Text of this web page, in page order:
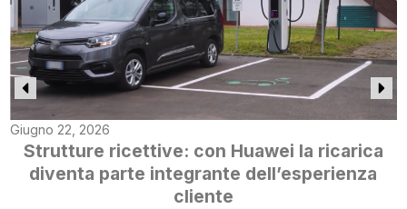
Giugno 22, 2026
Strutture ricettive: con Huawei la ricarica
diventa parte integrante dell’esperienza
cliente